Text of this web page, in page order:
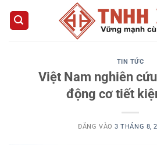
qua
TIN TỨC
Việt Nam nghiên
động cơ tiết
ĐĂNG VÀO3 THÁNG 8,